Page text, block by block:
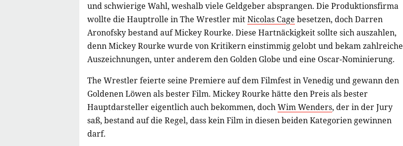
und schwierige Wahl, weshalb viele Geldgeber absprangen. Die Produktionsfirma
wollte die Hauptrolle in The Wrestler mitNicolas Cage besetzen, doch Darren
Aronofsky bestand auf Mickey Rourke. Diese Hartnäckigkeit sollte sich auszahlen,
denn Mickey Rourke wurde von Kritikern einstimmig gelobt und bekam zahlreiche
Auszeichnungen, unter anderem den Golden Globe und eine Oscar-Nominierung.
The Wrestler feierte seine Premiere auf dem Filmfest in Venedig und gewann den
Goldenen Löwen als bester Film. Mickey Rourke hätte den Preis als bester
Hauptdarsteller eigentlich auch bekommen, dochWim Wenders, der in der Jury
saß, bestand auf die Regel, dass kein Film in diesen beiden Kategorien gewinnen
darf.